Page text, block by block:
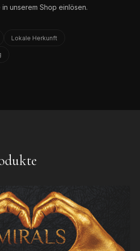
unserem Shop einlösen.
Lokale Herkunft